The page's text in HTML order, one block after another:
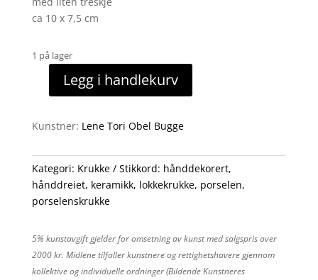
ca 10 x 7,5 cm
1 på lager
Lokkekrukke
antall
Legg i handlekurv
Kunstner: Lene Tori Obel Bugge
Kategori: Krukke Stikkord: hånddekorert,
hånddreiet, keramikk, lokkekrukke, porselen,
porselenskrukke
5% kunstavgift gjelder for omsetning av kunst med salgspris over
2000 kr. Midlene tilfaller kunstnere og rettighetshavere gjennom
kollektive og individuelle ordninger (Bildende Kunstneres